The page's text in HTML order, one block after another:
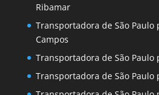
Ribamar
Transportadora de São Paulo
Campos
Transportadora de São Paulo
Transportadora de São Paulo